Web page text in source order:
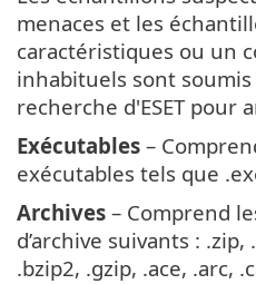
menaces et les
caractéristiques ou un
inhabituels sont
recherche d'ESET pour
Exécutables –
exécutables tels que
Archives – Comprend
d’archive suivants : .zip,
.bzip2, .gzip, .ace, .arc,